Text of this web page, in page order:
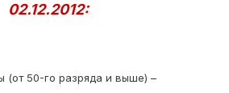
02.12.2012:
(от 50-го разряда и выше) –